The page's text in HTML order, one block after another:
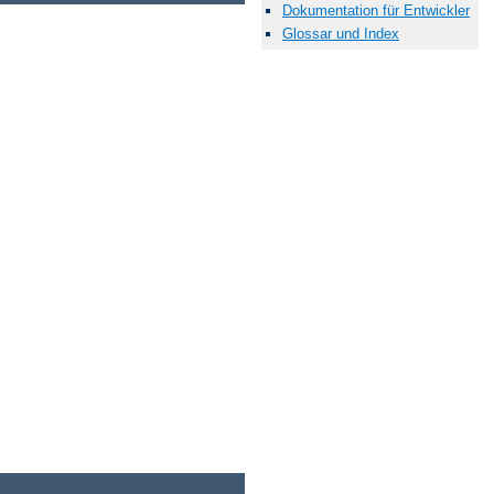
Dokumentation für Entwickler
Glossar und Index